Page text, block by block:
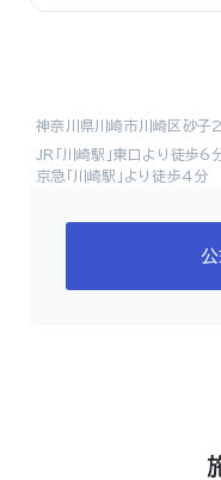
神奈川県川崎市川崎区砂
JR「川崎駅」東口より徒歩6
京急「川崎駅」より徒歩4分
公